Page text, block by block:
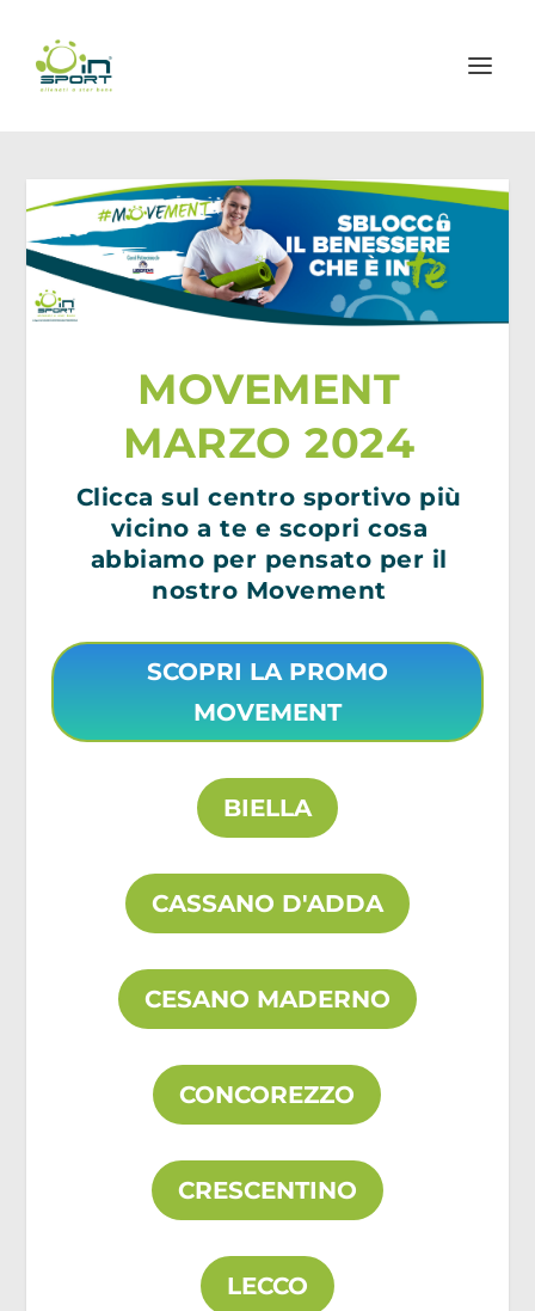
MOVEMENT
MARZO 2024
Clicca sul centro sportivo più
vicino a te e scopri cosa
abbiamo per pensato per il
nostro Movement
SCOPRI LA PROMO
MOVEMENT
BIELLA
CASSANO D'ADDA
CESANO MADERNO
CONCOREZZO
CRESCENTINO
LECCO